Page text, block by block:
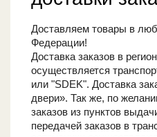
Доставляем товары в
Федерации!
Доставка заказов в
осуществляется
или "SDEK". Доставка
двери». Так же, по
заказов из пунктов
передачей заказов в